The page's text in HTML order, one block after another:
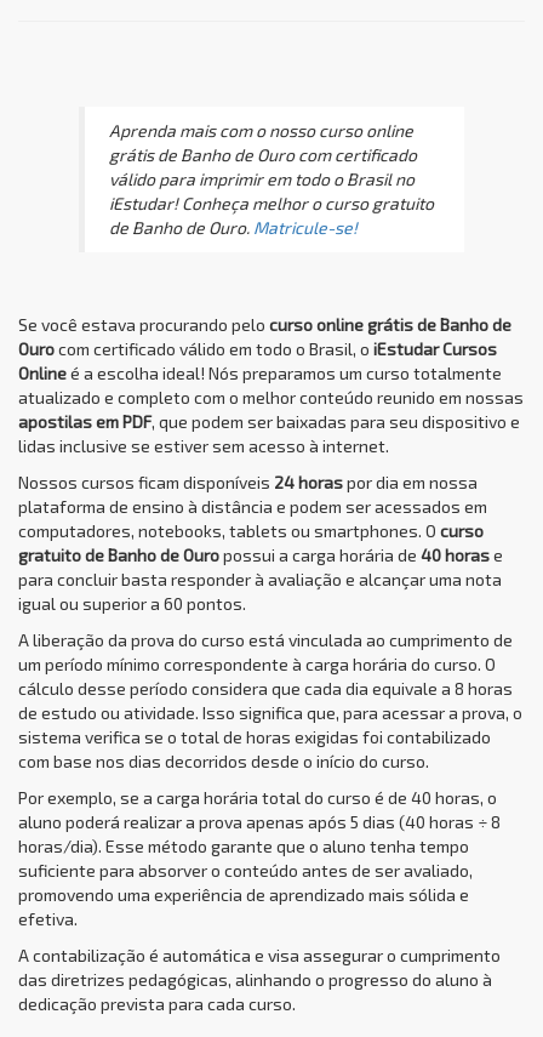
Aprenda mais com o nosso curso online
grátis de Banho de Ouro com certificado
válido para imprimir em todo o Brasil no
iEstudar! Conheça melhor o curso gratuito
de Banho de Ouro. Matricule-se!
Se você estava procurando pelo curso online grátis de Banho de
Ourocom certificado válido em todo o Brasil, o iEstudar Cursos
Onlineé a escolha ideal! Nós preparamos um curso totalmente
atualizado e completo com o melhor conteúdo reunido em nossas
apostilas em PDF, que podem ser baixadas para seu dispositivo e
lidas inclusive se estiver sem acesso à internet.
Nossos cursos ficam disponíveis 24 horaspor dia em nossa
plataforma de ensino à distância e podem ser acessados em
computadores, notebooks, tablets ou smartphones. O curso
gratuito de Banho de Ouropossui a carga horária de 40 horase
para concluir basta responder à avaliação e alcançar uma nota
igual ou superior a 60 pontos.
A liberação da prova do curso está vinculada ao cumprimento de
um período mínimo correspondente à carga horária do curso. O
cálculo desse período considera que cada dia equivale a 8 horas
de estudo ou atividade. Isso significa que, para acessar a prova, o
sistema verifica se o total de horas exigidas foi contabilizado
com base nos dias decorridos desde o início do curso.
Por exemplo, se a carga horária total do curso é de 40 horas, o
aluno poderá realizar a prova apenas após 5 dias (40 horas ÷ 8
horas/dia). Esse método garante que o aluno tenha tempo
suficiente para absorver o conteúdo antes de ser avaliado,
promovendo uma experiência de aprendizado mais sólida e
efetiva.
A contabilização é automática e visa assegurar o cumprimento
das diretrizes pedagógicas, alinhando o progresso do aluno à
dedicação prevista para cada curso.